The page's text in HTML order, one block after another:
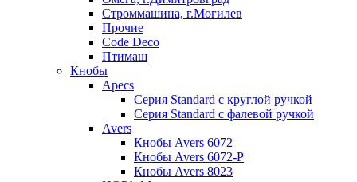
Строммашина, г.Могилев
Прочие
Code Deco
Птимаш
Кнобы
Apecs
Серия Standard с круглой ручкой
Серия Standard с фалевой ручкой
Avers
Кнобы Avers 6072
Кнобы Avers 6072-P
Кнобы Avers 8023